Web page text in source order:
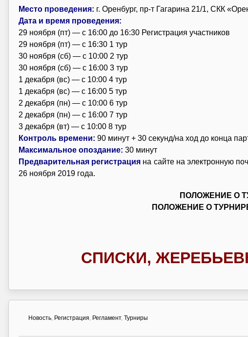
Место проведения: г. Оренбург, пр-т Гагарина 21/1, СКК
Дата и время проведения:
29 ноября (пт) — с 16:00 до 16:30 Регистрация участников
29 ноября (пт) — с 16:30 1 тур
30 ноября (сб) — с 10:00 2 тур
30 ноября (сб) — с 16:00 3 тур
1 декабря (вс) — с 10:00 4 тур
1 декабря (вс) — с 16:00 5 тур
2 декабря (пн) — с 10:00 6 тур
2 декабря (пн) — с 16:00 7 тур
3 декабря (вт) — с 10:00 8 тур
Контроль времени: 90 минут + 30 секунд/на ход до конца
Максимальное опоздание: 30 минут
Предварительная регистрация на сайте на электронную
26 ноября 2019 года.
ПОЛОЖЕНИЕ О
ПОЛОЖЕНИЕ О
СПИСКИ,
Новость, Регистрация, Регламент, Турниры